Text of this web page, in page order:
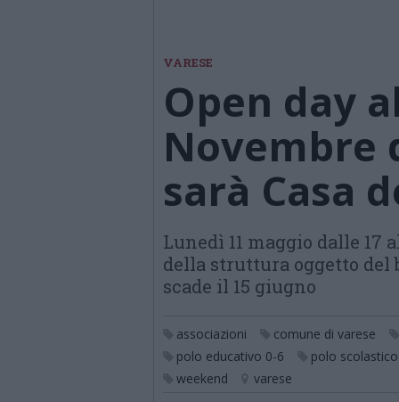
VARESE
Open day
Novembre
sarà Casa
Lunedì 11 maggio dalle 17
della struttura oggetto del
scade il 15 giugno
associazioni comune di varese
polo educativo 0-6
polo
weekend
varese